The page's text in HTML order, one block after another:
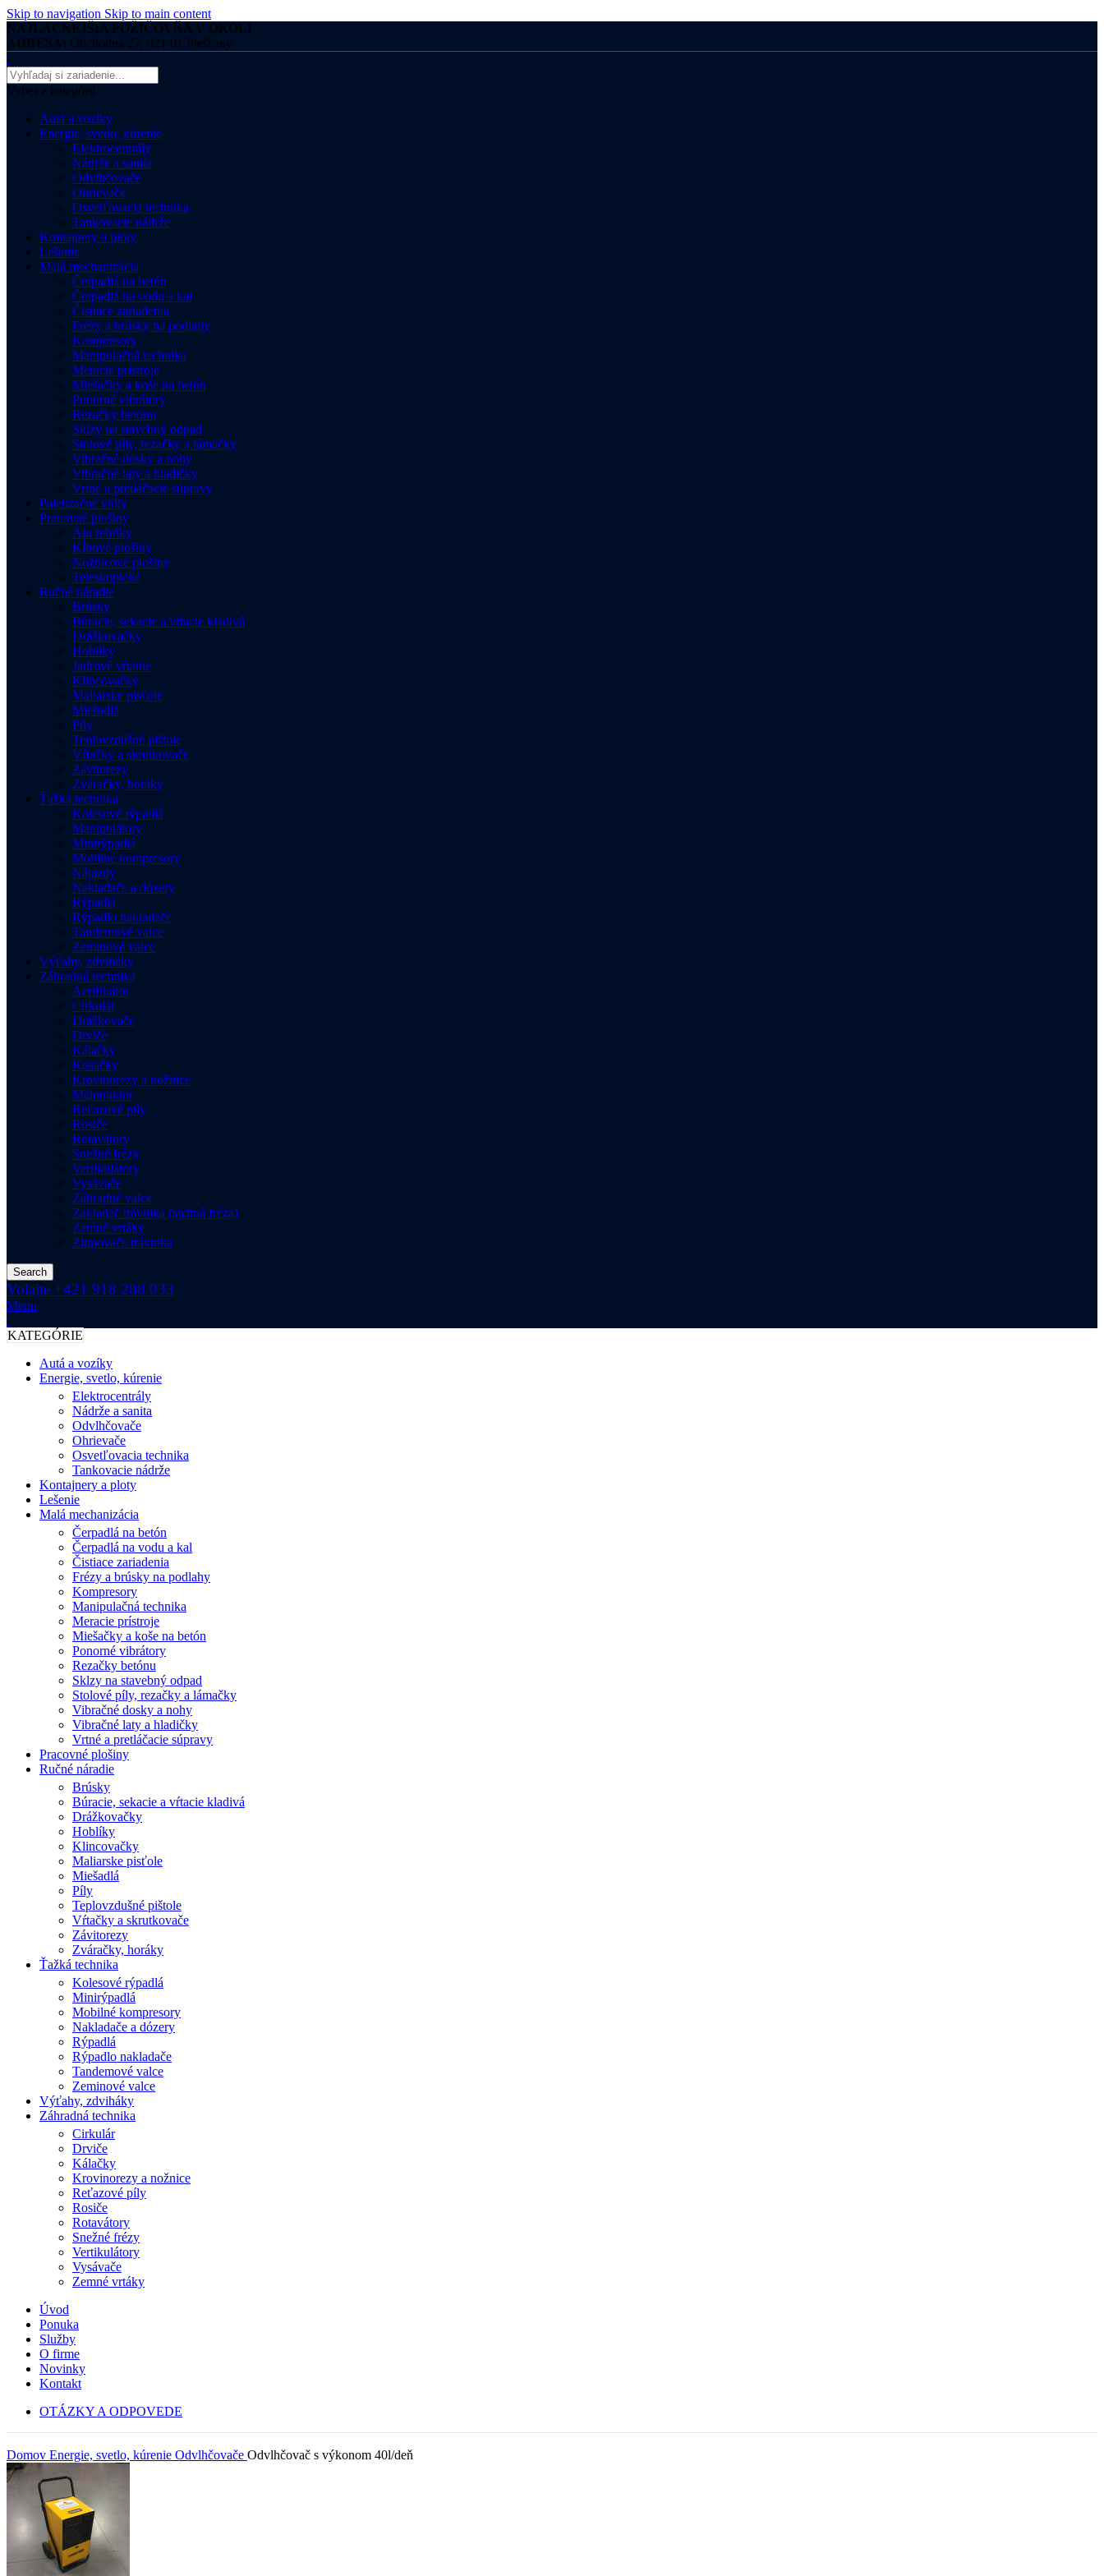
Skip to navigation Skip to main content
NAJLACNEJŠIA POŽIČOVŇA V OKOLÍ
ADRESA: Obchodná 27, 921 01 Piešťany
Vyber z kategórii
Autá a vozíky
Energie, svetlo, kúrenie
Elektrocentrály
Nádrže a sanita
Odvlhčovače
Ohrievače
Osvetľovacia technika
Tankovacie nádrže
Kontajnery a ploty
Lešenie
Malá mechanizácia
Čerpadlá na betón
Čerpadlá na vodu a kal
Čistiace zariadenia
Frézy a brúsky na podlahy
Kompresory
Manipulačná technika
Meracie prístroje
Miešačky a koše na betón
Ponorné vibrátory
Rezačky betónu
Sklzy na stavebný odpad
Stolové píly, rezačky a lámačky
Vibračné dosky a nohy
Vibračné laty a hladičky
Vrtné a pretláčacie súpravy
Paletizačné vidly
Pracovné plošiny
Alu rebríky
Kĺbové plošiny
Nožnicové plošiny
Teleskopické
Ručné náradie
Brúsky
Búracie, sekacie a vŕtacie kladivá
Drážkovačky
Hoblíky
Jadrové vŕtanie
Klincovačky
Maliarske pisťole
Miešadlá
Píly
Teplovzdušné pištole
Vŕtačky a skrutkovače
Závitorezy
Zváračky, horáky
Ťažká technika
Kolesové rýpadlá
Manipulátory
Minirýpadlá
Mobilné kompresory
Nájazdy
Nakladače a dózery
Rýpadlá
Rýpadlo nakladače
Tandemové valce
Zeminové valce
Výťahy, zdviháky
Záhradná technika
Aerifikátor
Cirkulár
Drážkovače
Drviče
Kálačky
Kosačky
Krovinorezy a nožnice
Malotraktor
Reťazové píly
Rosiče
Rotavátory
Snežné frézy
Vertikulátory
Vysávače
Záhradné valce
Zakladač trávnika (spätná fréza)
Zemné vrtáky
Zlupovače trávnika
Search
Volajte +421 918 288 033
Menu
KATEGÓRIE
Autá a vozíky
Energie, svetlo, kúrenie
Elektrocentrály
Nádrže a sanita
Odvlhčovače
Ohrievače
Osvetľovacia technika
Tankovacie nádrže
Kontajnery a ploty
Lešenie
Malá mechanizácia
Čerpadlá na betón
Čerpadlá na vodu a kal
Čistiace zariadenia
Frézy a brúsky na podlahy
Kompresory
Manipulačná technika
Meracie prístroje
Miešačky a koše na betón
Ponorné vibrátory
Rezačky betónu
Sklzy na stavebný odpad
Stolové píly, rezačky a lámačky
Vibračné dosky a nohy
Vibračné laty a hladičky
Vrtné a pretláčacie súpravy
Pracovné plošiny
Ručné náradie
Brúsky
Búracie, sekacie a vŕtacie kladivá
Drážkovačky
Hoblíky
Klincovačky
Maliarske pisťole
Miešadlá
Píly
Teplovzdušné pištole
Vŕtačky a skrutkovače
Závitorezy
Zváračky, horáky
Ťažká technika
Kolesové rýpadlá
Minirýpadlá
Mobilné kompresory
Nakladače a dózery
Rýpadlá
Rýpadlo nakladače
Tandemové valce
Zeminové valce
Výťahy, zdviháky
Záhradná technika
Cirkulár
Drviče
Kálačky
Krovinorezy a nožnice
Reťazové píly
Rosiče
Rotavátory
Snežné frézy
Vertikulátory
Vysávače
Zemné vrtáky
Úvod
Ponuka
Služby
O firme
Novinky
Kontakt
OTÁZKY A ODPOVEDE
Domov Energie, svetlo, kúrenie Odvlhčovače Odvlhčovač s výkonom 40l/deň